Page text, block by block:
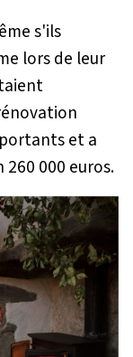
s'ils
lors de leur
et a
000 euros.